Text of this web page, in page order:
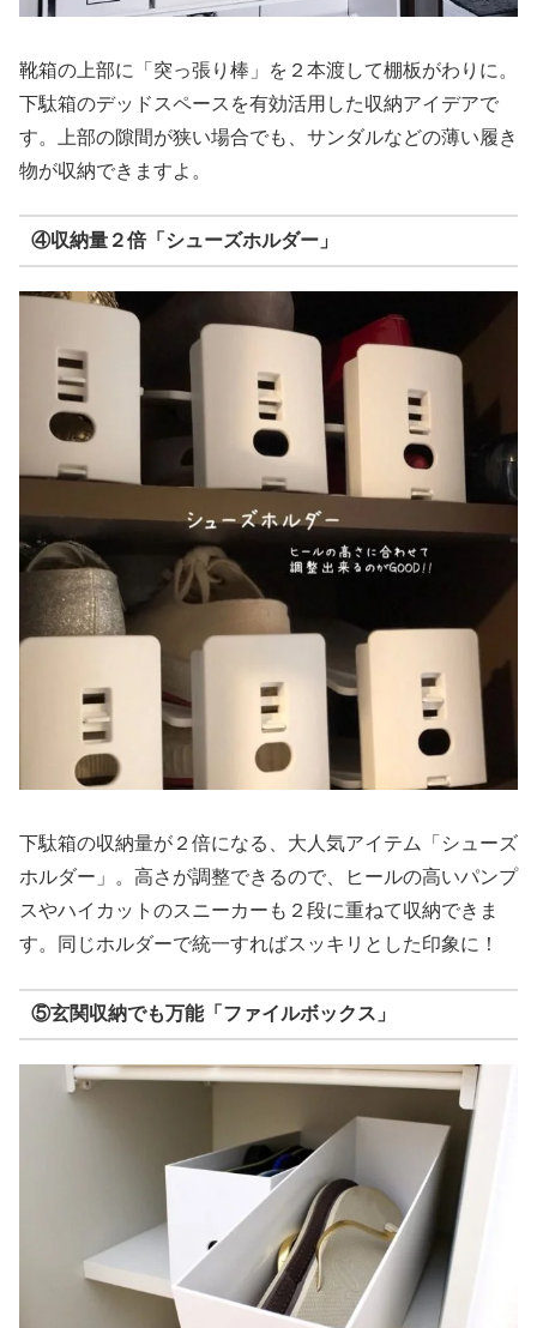
靴箱の上部に「突っ張り棒」を２本渡して棚板がわりに。
下駄箱のデッドスペースを有効活用した収納アイデアで
す。上部の隙間が狭い場合でも、サンダルなどの薄い履き
物が収納できますよ。
④収納量２倍「シューズホルダー」
下駄箱の収納量が２倍になる、大人気アイテム「シューズ
ホルダー」。高さが調整できるので、ヒールの高いパンプ
スやハイカットのスニーカーも２段に重ねて収納できま
す。同じホルダーで統一すればスッキリとした印象に！
⑤玄関収納でも万能「ファイルボックス」